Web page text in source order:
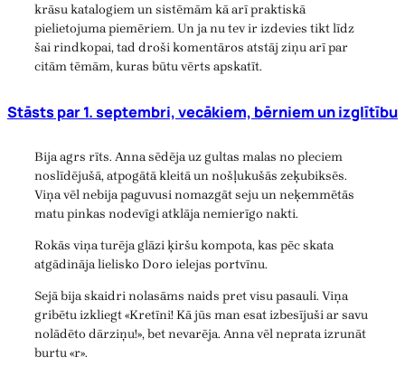
krāsu katalogiem un sistēmām kā arī praktiskā
pielietojuma piemēriem. Un ja nu tev ir izdevies tikt līdz
šai rindkopai, tad droši komentāros atstāj ziņu arī par
citām tēmām, kuras būtu vērts apskatīt.
Stāsts par 1. septembri, vecākiem, bērniem un izglītību
Bija agrs rīts. Anna sēdēja uz gultas malas no pleciem
noslīdējušā, atpogātā kleitā un nošļukušās zeķubiksēs.
Viņa vēl nebija paguvusi nomazgāt seju un neķemmētās
matu pinkas nodevīgi atklāja nemierīgo nakti.
Rokās viņa turēja glāzi ķiršu kompota, kas pēc skata
atgādināja lielisko Doro ielejas portvīnu.
Sejā bija skaidri nolasāms naids pret visu pasauli. Viņa
gribētu izkliegt «Kretīni! Kā jūs man esat izbesījuši ar savu
nolādēto dārziņu!», bet nevarēja. Anna vēl neprata izrunāt
burtu «r».